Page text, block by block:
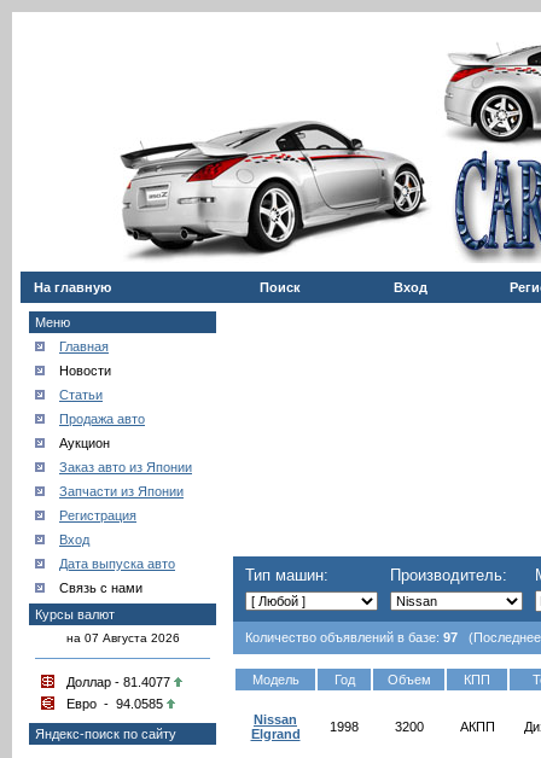
На главную Поиск Вход
Меню
Главная
Новости
Статьи
Продажа авто
Аукцион
Заказ авто из Японии
Запчасти из Японии
Регистрация
Вход
Дата выпуска авто
Связь с нами
Курсы валют
на 07 Августа 2026
Доллар - 81.4077
Евро - 94.0585
Яндекс-поиск по сайту
Тип машин: Производитель:
Количество объявлений в базе: 97 (Последнее
Модель Год Объем КПП
Nissan
Elgrand
1998 3200 АКПП